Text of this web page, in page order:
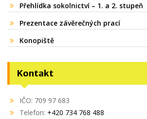
Přehlídka sokolnictví – 1. a 2. stupeň
Prezentace závěrečných prací
Konopiště
Kontakt
IČO: 709 97 683
Telefon: +420 734 768 488